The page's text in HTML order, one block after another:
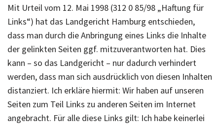
Mit Urteil vom 12. Mai 1998 (312 0 85/98 „Haftung für
Links“) hat das Landgericht Hamburg entschieden,
dass man durch die Anbringung eines Links die Inhalte
der gelinkten Seiten ggf. mitzuverantworten hat. Dies
kann – so das Landgericht – nur dadurch verhindert
werden, dass man sich ausdrücklich von diesen Inhalten
distanziert. Ich erkläre hiermit: Wir haben auf unseren
Seiten zum Teil Links zu anderen Seiten im Internet
angebracht. Für alle diese Links gilt: Ich habe keinerlei